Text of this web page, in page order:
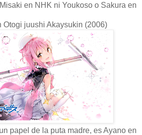
en NHK ni Youkoso o Sakura en
Otogi juushi Akaysukin (2006)
papel de la puta madre, es Ayano en